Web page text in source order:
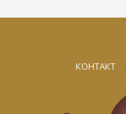
КОНТАКТ